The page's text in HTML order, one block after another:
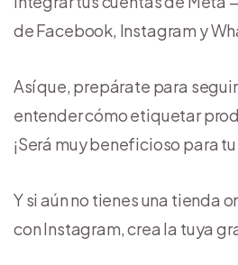
de Facebook, Instagram y
Así que, prepárate para
entender cómo etiquetar
¡Será muy beneficioso para
Y si aún no tienes una tienda
con Instagram, crea la tuya